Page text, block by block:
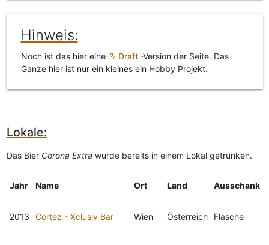
Hinweis:
Noch ist das hier eine ' Draft'-Version der Seite. Das
Ganze hier ist nur ein kleines ein Hobby Projekt.
Lokale:
Das Bier Corona Extra wurde bereits in einem Lokal getrunken.
Jahr Name Ort Land Ausschank
2013 Cortez - Xclusiv Bar Wien Österreich Flasche